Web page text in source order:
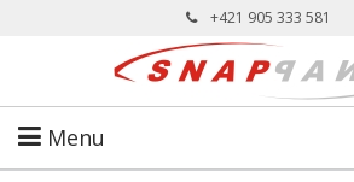
+421 905 333 581
Menu